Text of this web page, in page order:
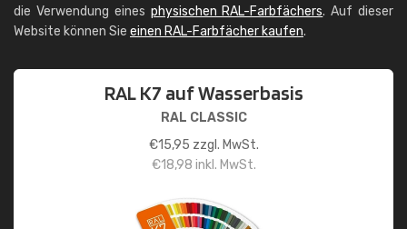
die Verwendung eines physischen RAL-Farbfächers. Auf dieser
Website können Sie einen RAL-Farbfächer kaufen.
RAL K7 auf Wasserbasis
RAL CLASSIC
€15,95 zzgl. MwSt.
€18,98 inkl. MwSt.